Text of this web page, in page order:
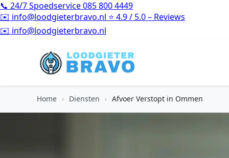
📞 24/7 Spoedservice085 800 4449
✉️ info@loodgieterbravo.nl ⭐ 4.9 / 5.0 – Reviews
⭐4.9 / 5.0 – Reviews
Home › Diensten › Afvoer Verstopt in Ommen